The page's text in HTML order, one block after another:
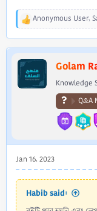
R
a
t
o
Anonymous User,
Golam
Knowledge
Q&A
Jan 16, 2023
Habib said: